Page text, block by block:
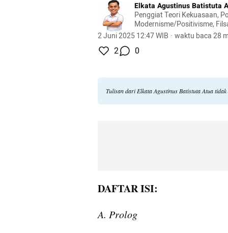
Elkata Agustinus Batistuta
Penggiat Teori Kekuasaan,
Modernisme/Positivisme,
Internasional
2 Juni 2025 12:47 WIB · waktu baca 28
2 0
Tulisan dari Elkata Agustinus Batistuta Atua
DAFTAR ISI:
A. Prolog